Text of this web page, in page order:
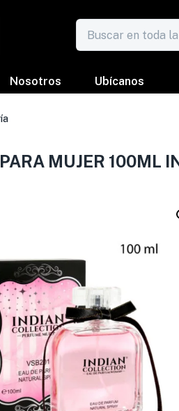
Nosotros Ubícanos
MUJER 100ML